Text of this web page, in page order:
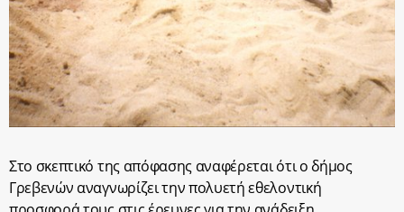
Στο σκεπτικό της απόφασης αναφέρεται ότι ο δήμος
Γρεβενών αναγνωρίζει την πολυετή εθελοντική